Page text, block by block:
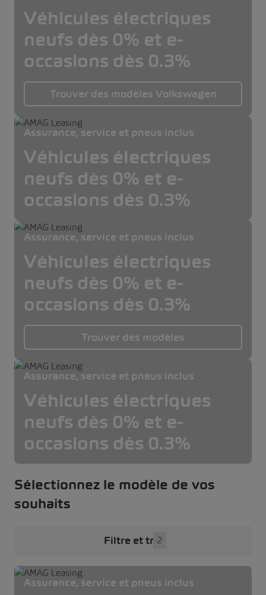
Véhicules électriques
neufs dès 0% et e-
occasions dès 0.3%
Trouver des modèles Volkswagen
Assurance, service et pneus inclus
Véhicules électriques
neufs dès 0% et e-
occasions dès 0.3%
Assurance, service et pneus inclus
Véhicules électriques
neufs dès 0% et e-
occasions dès 0.3%
Trouver des modèles
Assurance, service et pneus inclus
Véhicules électriques
neufs dès 0% et e-
occasions dès 0.3%
Sélectionnez le modèle de vos
souhaits
Filtre et tri 2
Assurance, service et pneus inclus